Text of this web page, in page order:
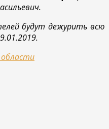
будут дежурить всю